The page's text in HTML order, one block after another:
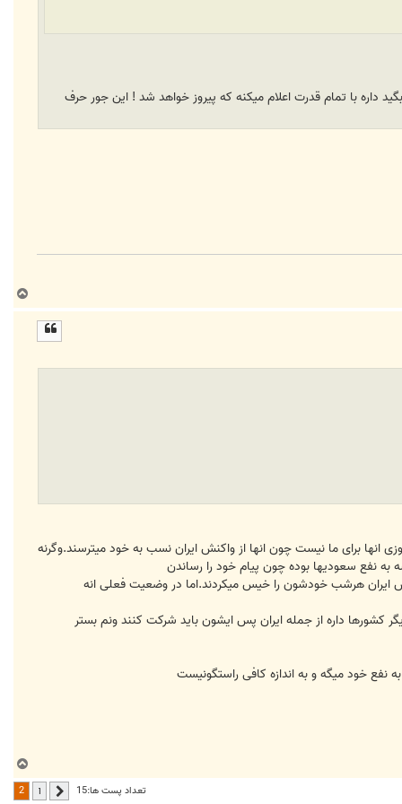
با تمام قدرت اعلام میکنه که پیروز خواهد شد ! این جور حرف
ا
انها برای ما نیست چون انها از واکنش ایران نسب به خود میترسند.وگرنه
به نفع سعودیها بوده چون پیام خود را رساندن
ایران هرشب خودشون را خیس میکردند.اما در وضعیت فعلی انه
کشورها داره از جمله ایران پس ایشون باید شرکت کنند ونم بستر
ا
ل
تعداد پست ها:15 قبلی 1
2